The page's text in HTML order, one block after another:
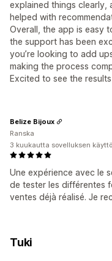
explained things clearly,
helped with
Overall, the app is easy
the support has been
you’re looking to add
making the process
Excited to see the
Une expérience avec le
de tester les différentes
ventes déjà réalisé. Je
Belize Bijoux
Ranska
3 kuukautta sovelluksen
Tuki